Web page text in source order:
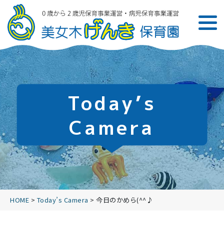
Today’s
Camera
HOME > Today’s Camera > 今日のかめら(^^♪